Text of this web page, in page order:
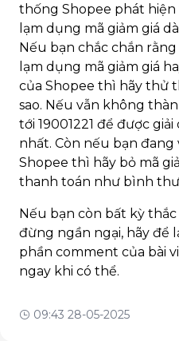
thống Shopee phát
lạm dụng mã giảm giá
Nếu bạn chắc chắn
lạm dụng mã giảm giá
của Shopee thì hãy thử
sao. Nếu vẫn không
tới 19001221 để được
nhất. Còn nếu bạn
Shopee thì hãy bỏ mã
thanh toán như bình
Nếu bạn còn bất kỳ
đừng ngần ngại, hãy để
phần comment của bài
ngay khi có thể.
09:43 28-05-2025